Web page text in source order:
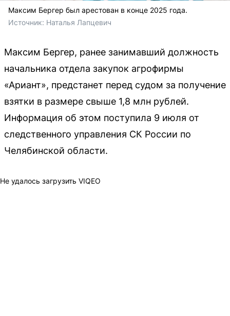
Максим Бергер был арестован в конце 2025 года.
Источник: Наталья Лапцевич
Максим Бергер, ранее занимавший должность
начальника отдела закупок агрофирмы
«Ариант», предстанет перед судом за получение
взятки в размере свыше 1,8 млн рублей.
Информация об этом поступила 9 июля от
следственного управления СК России по
Челябинской области.
Не удалось загрузить VIQEO